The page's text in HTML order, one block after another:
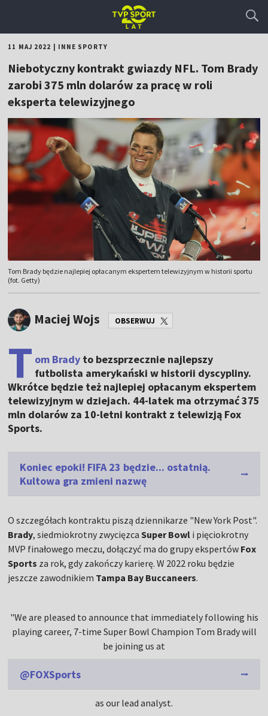
11 MAJ 2022 INNE SPORTY
Niebotyczny kontrakt gwiazdy NFL. Tom Brady
zarobi 375 mln dolarów za pracę w roli
eksperta telewizyjnego
Tom Brady będzie najlepiej opłacanym ekspertem telewizyjnym w historii sportu
(fot. Getty)
Maciej Wojs OBSERWUJ
T om Brady to bezsprzecznie najlepszy
futbolista amerykański w historii dyscypliny.
Wkrótce będzie też najlepiej opłacanym ekspertem
telewizyjnym w dziejach. 44-latek ma otrzymać 375
mln dolarów za 10-letni kontrakt z telewizją Fox
Sports.
Koniec epoki! FIFA 23 będzie... ostatnią.
Kultowa gra zmieni nazwę
O szczegółach kontraktu piszą dziennikarze "New York Post".
Brady, siedmiokrotny zwycięzcaSuper Bowl i pięciokrotny
MVP finałowego meczu, dołączyć ma do grupy ekspertów Fox
Sports za rok, gdy zakończy karierę. W 2022 roku będzie
jeszcze zawodnikiem Tampa Bay Buccaneers.
"We are pleased to announce that immediately following his
playing career, 7-time Super Bowl Champion Tom Brady will
be joining us at
@FOXSports
as our lead analyst.